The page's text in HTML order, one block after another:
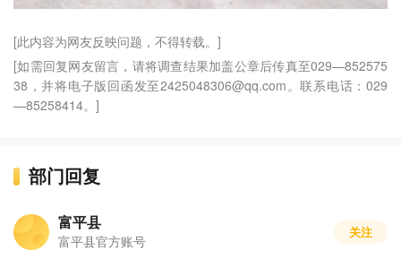
[此内容为网友反映问题，不得转载。]
[如需回复网友留言，请将调查结果加盖公章后传真至029—852575
38，并将电子版回函发至2425048306@qq.com。联系电话：029
—85258414。]
部门回复
富平县
富平县官方账号
关注